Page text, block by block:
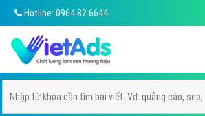
Hotline: 0964 82 6644